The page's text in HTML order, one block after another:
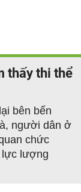
thấy thi thể
bên bến
người dân ở
chức
lực lượng